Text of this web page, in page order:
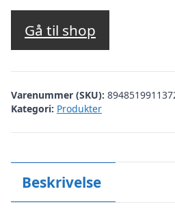
Gå til shop
Varenummer (SKU):
Kategori: Produkter
Beskrivelse